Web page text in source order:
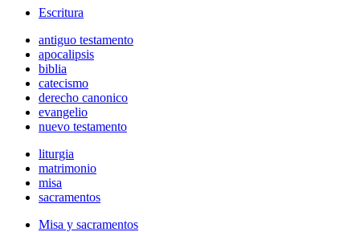
Escritura
antiguo testamento
apocalipsis
biblia
catecismo
derecho canonico
evangelio
nuevo testamento
liturgia
matrimonio
misa
sacramentos
Misa y sacramentos